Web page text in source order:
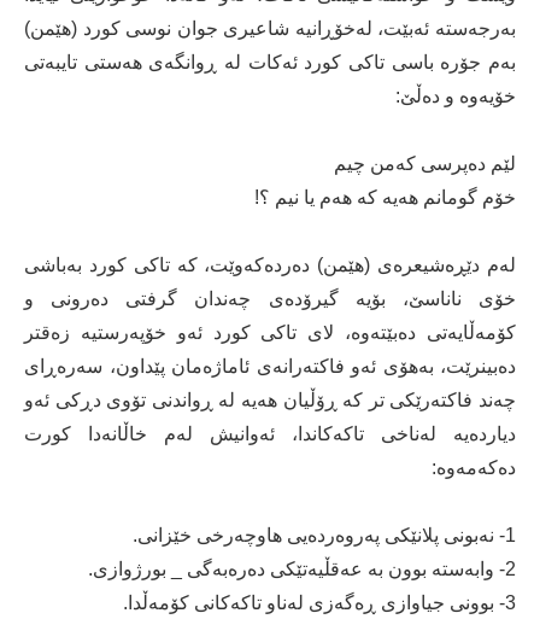
بەرجەستە ئەبێت، لەخۆڕانیە شاعیری جوان نوسی كورد (هێمن)
بەم جۆرە باسی تاكی كورد ئەكات لە ڕوانگەی هەستی تایبەتی
خۆیەوە و دەڵێ‌:
لێم دەپرسی كەمن چیم
خۆم گومانم هەیە كە هەم یا نیم ؟!
لەم دێڕەشیعرەی (هێمن) دەردەكەوێت، كە تاكی كورد بەباشی
خۆی ناناسێ‌، بۆیە گیرۆدەی چەندان گرفتی دەرونی و
كۆمەڵایەتی دەبێتەوە، لای تاكی كورد ئەو خۆپەرستیە زەقتر
دەبینرێت، بەهۆی ئەو فاكتەرانەی ئاماژەمان پێداون، سەرەڕای
چەند فاكتەرێكی تر كە ڕۆڵیان هەیە لە ڕواندنی تۆوی دڕكی ئەو
دیاردەیە لەناخی تاكەكاندا، ئەوانیش لەم خاڵانەدا كورت
دەكەمەوە:
1- نەبونی پلانێكی پەروەردەیی هاوچەرخی خێزانی.
2- وابەستە بوون بە عەقڵیەتێكی دەرەبەگی _ بورژوازی.
3- بوونی جیاوازی ڕەگەزی لەناو تاكەكانی كۆمەڵدا.